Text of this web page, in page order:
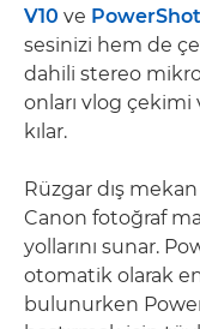
V10 ve PowerShot
sesinizi hem de
dahili stereo
onları vlog
kılar.
Rüzgar dış mekan
Canon fotoğraf
yollarını sunar.
otomatik olarak
bulunurken